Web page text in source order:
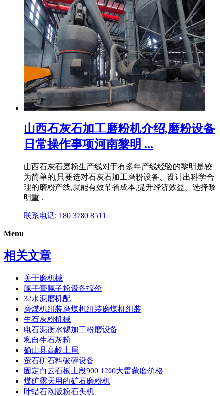
山西石灰石加工磨粉机介绍,磨粉设备
日常操作事项河南黎明 ...
山西石灰石磨粉生产线对于有多年产线经验的黎明是较
为简单的,只要选对石灰石加工磨粉设备、设计出科学合
理的磨粉产线,就能有效节省成本,提升经济效益。选择黎
明重 .
联系电话: 180 3780 8511
Menu
相关文章
关于磨机械
腻子膏腻子粉设备报价
32水泥磨机配
磨煤机组装磨煤机组装磨煤机组装
生石灰粉机械
电石泥衡水锡加工粉磨设备
私自生石灰粉
确山县高岭土局
萤石矿石料破碎设备
固定白云石板上段900 1200大雷蒙磨价格
煤矿露天用的矿石磨粉机
叶蜡石欧版粉石头机